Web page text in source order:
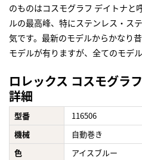
のものはコスモグラフ デイトナと
ルの最高峰、特にステンレス・ス
気です。最新のモデルからかなり
モデルが有りますが、全てのモデ
ロレックス コスモグラ
詳細
型番
116506
機械
自動巻き
色
アイスブルー